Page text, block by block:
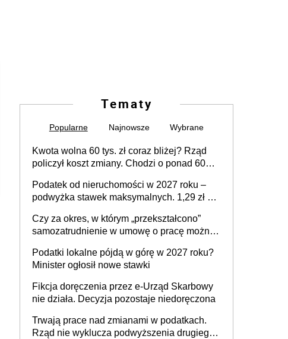
Tematy
Popularne Najnowsze Wybrane
Kwota wolna 60 tys. zł coraz bliżej? Rząd
policzył koszt zmiany. Chodzi o ponad 60
Podatek od nieruchomości w 2027 roku –
podwyżka stawek maksymalnych. 1,29 zł za
budynków i lokali związanych z
prowadzeniem działalności gospodarczej
Czy za okres, w którym „przekształcono”
samozatrudnienie w umowę o pracę można
umowy cywilnoprawnej jedynym
racjonalnym wyjściem
Podatki lokalne pójdą w górę w 2027 roku?
Minister ogłosił nowe stawki
Fikcja doręczenia przez e-Urząd Skarbowy
nie działa. Decyzja pozostaje niedoręczona
Trwają prace nad zmianami w podatkach.
Rząd nie wyklucza podwyższenia drugiego